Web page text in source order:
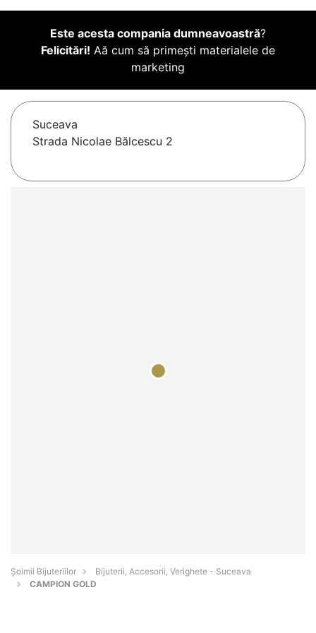
Este acesta compania dumneavoastră?
Felicitări! Aă cum să primești materialele de
marketing
Suceava
Strada Nicolae Bălcescu 2
Şoimii Bijuteriilor
Bijuterii, Accesorii, Verighete - Suceava
CAMPION GOLD